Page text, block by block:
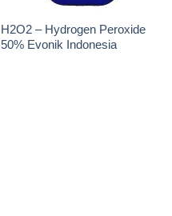
H2O2 – Hydrogen Peroxide
50% Evonik Indonesia